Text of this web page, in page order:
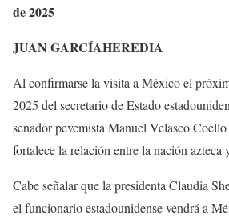
de 2025
JUAN GARCÍAHEREDIA
Al confirmarse la visita a México el
2025 del secretario de Estado
senador pevemista Manuel Velasco
fortalece la relación entre la nación azteca
Cabe señalar que la presidenta Claudia
el funcionario estadounidense vendrá a